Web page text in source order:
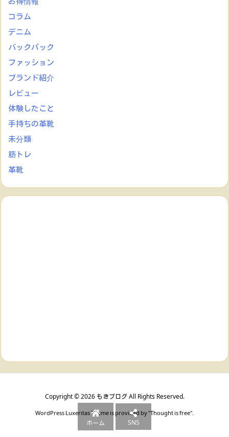
コラム
デニム
バックパック
ファッション
ブランド紹介
レビュー
体験したこと
手持ちの革靴
未分類
筋トレ
革靴
Copyright ©2026 もきブログAll Rights Reserved.
WordPress Luxeritas Theme is provided by "Thought is free".
ホーム SNS